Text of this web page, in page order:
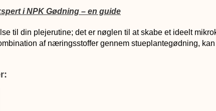
i NPK Gødning – en guide
til din plejerutine; det er nøglen til at skabe et ideelt
af næringsstoffer gennem stueplantegødning,